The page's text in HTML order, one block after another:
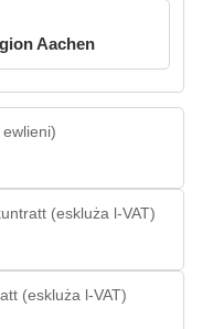
Aachen
(eskluża l-VAT)
(eskluża l-VAT)